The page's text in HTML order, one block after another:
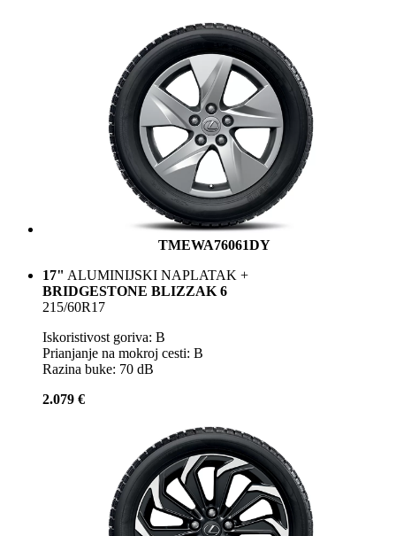
TMEWA76061DY
17" ALUMINIJSKI NAPLATAK +
BRIDGESTONE BLIZZAK 6
215/60R17
Iskoristivost goriva: B
Prianjanje na mokroj cesti: B
Razina buke: 70 dB
2.079 €